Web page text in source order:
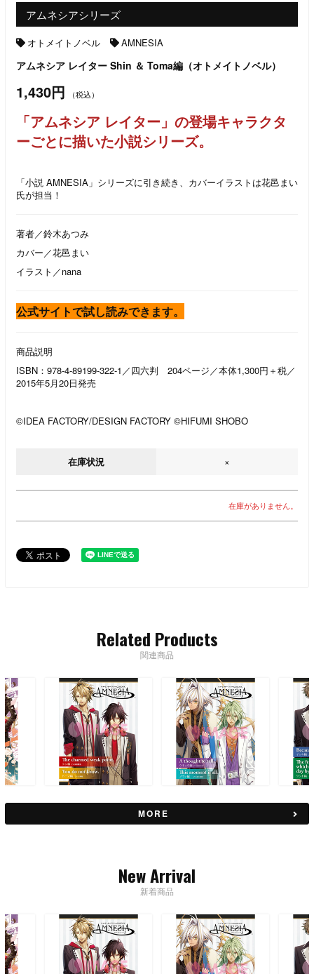
アムネシアシリーズ
オトメイトノベル AMNESIA
アムネシア レイター Shin ＆ Toma編（オトメイトノベル）
1,430円 （税込）
「アムネシア レイター」の登場キャラクタ
ーごとに描いた小説シリーズ。
「小説 AMNESIA」シリーズに引き続き、カバーイラストは花邑まい
氏が担当！
著者／鈴木あつみ
カバー／花邑まい
イラスト／nana
公式サイトで試し読みできます。
商品説明
ISBN：978-4-89199-322-1／四六判 204ページ／本体1,300円＋税／
2015年5月20日発売
©IDEA FACTORY/DESIGN FACTORY ©HIFUMI SHOBO
在庫状況 ×
在庫がありません。
Related Products
関連商品
MORE
New Arrival
新着商品